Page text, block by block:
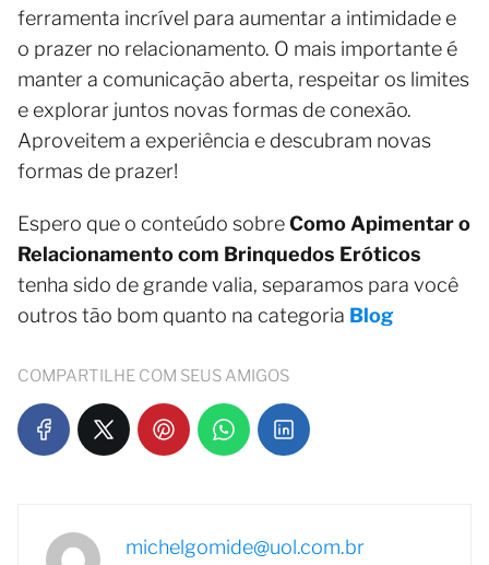
ferramenta incrível para aumentar a intimidade e
o prazer no relacionamento. O mais importante é
manter a comunicação aberta, respeitar os limites
e explorar juntos novas formas de conexão.
Aproveitem a experiência e descubram novas
formas de prazer!
Espero que o conteúdo sobreComo Apimentar o
Relacionamento com Brinquedos Eróticos
tenha sido de grande valia, separamos para você
outros tão bom quanto na categoria Blog
COMPARTILHE COM SEUS AMIGOS
michelgomide@uol.com.br